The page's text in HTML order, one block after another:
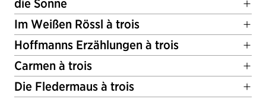
die Sonne
Im Weißen Rössl à trois
Hoffmanns Erzählungen à trois
Carmen à trois
Die Fledermaus à trois